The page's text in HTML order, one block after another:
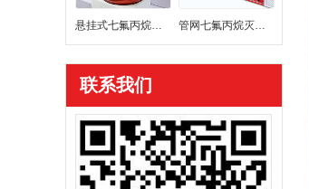
悬挂式七氟丙烷灭火装置 管网七氟丙烷灭火系统
联系我们